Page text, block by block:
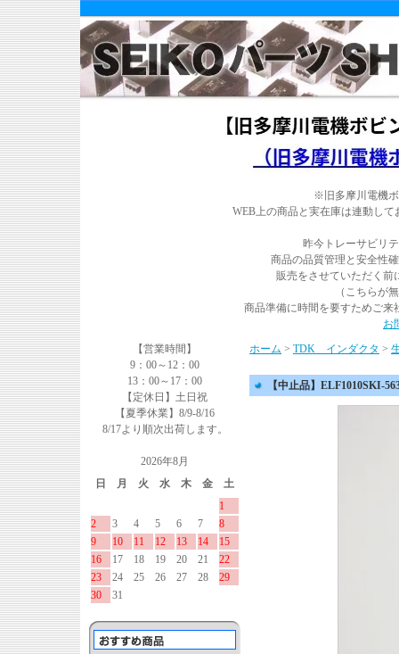
※旧多摩川電機
WEB上の商品と実在庫は連動し
昨今トレーサビリ
商品の品質管理と安全性
販売をさせていただく前
（こちらが
商品準備に時間を要すためご来
お
【営業時間】
9：00～12：00
13：00～17：00
【定休日】土日祝
【夏季休業】8/9-8/16
8/17より順次出荷します。
2026年8月
日
月 火 水 木 金
土
1
2
3 4 5 6 7
8
9
10 11 12 13 14
15
16
17 18 19 20 21
22
23
24 25 26 27 28
29
30
31
ホーム > TDK インダクタ >
【中止品】ELF1010SKI-